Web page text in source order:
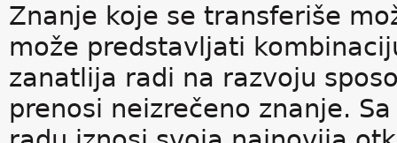
Znanje koje se transferiše
može predstavljati
zanatlija radi na razvoju
prenosi neizrečeno znanje.